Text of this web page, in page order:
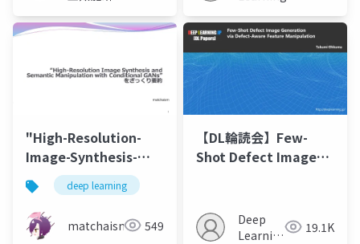
"High-Resolution-
Image-Synthesis-
and-Semantic-
Manipulation-with-
Conditional-GANs"を
ざっくり要約
deep learning
matchaism 549
【DL輪読会】Few-
Shot Defect Image
Feature
Manipulation
Deep
Learning
19.1K